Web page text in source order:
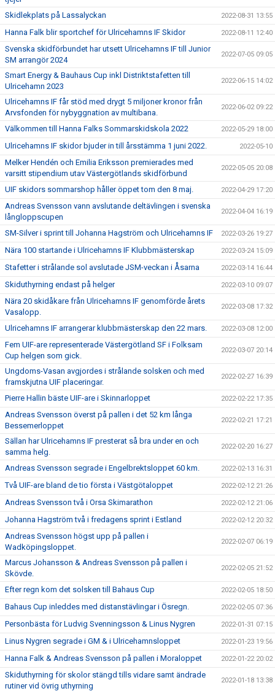
Skidlekplats på Lassalyckan 2022-08-31 13:55
Hanna Falk blir sportchef för Ulricehamns IF Skidor 2022-08-11 12:40
Svenska skidförbundet har utsett Ulricehamns IF till Junior
SM arrangör 2024
2022-07-05 09:05
Smart Energy & Bauhaus Cup inkl Distriktstafetten till
Ulricehamn 2023
2022-06-15 14:02
Ulricehamns IF får stöd med drygt 5 miljoner kronor från
Arvsfonden för nybyggnation av multibana.
2022-06-02 09:22
Välkommen till Hanna Falks Sommarskidskola 2022 2022-05-29 18:00
Ulricehamns IF skidor bjuder in till årsstämma 1 juni 2022. 2022-05-10
Melker Hendén och Emilia Eriksson premierades med
varsitt stipendium utav Västergötlands skidförbund
2022-05-05 20:08
UIF skidors sommarshop håller öppet tom den 8 maj. 2022-04-29 17:20
Andreas Svensson vann avslutande deltävlingen i svenska
långloppscupen
2022-04-04 16:19
SM-Silver i sprint till Johanna Hagström och Ulricehamns IF 2022-03-26 19:27
Nära 100 startande i Ulricehamns IF Klubbmästerskap 2022-03-24 15:09
Stafetter i strålande sol avslutade JSM-veckan i Åsarna 2022-03-14 16:44
Skiduthyrning endast på helger 2022-03-10 09:07
Nära 20 skidåkare från Ulricehamns IF genomförde årets
Vasalopp.
2022-03-08 17:32
Ulricehamns IF arrangerar klubbmästerskap den 22 mars. 2022-03-08 12:00
Fem UIF-are representerade Västergötland SF i Folksam
Cup helgen som gick.
2022-03-07 20:14
Ungdoms-Vasan avgjordes i strålande solsken och med
framskjutna UIF placeringar.
2022-02-27 16:39
Pierre Hallin bäste UIF-are i Skinnarloppet 2022-02-22 17:35
Andreas Svensson överst på pallen i det 52 km långa
Bessemerloppet
2022-02-21 17:21
Sällan har Ulricehamns IF presterat så bra under en och
samma helg.
2022-02-20 16:27
Andreas Svensson segrade i Engelbrektsloppet 60 km. 2022-02-13 16:31
Två UIF-are bland de tio första i Västgötaloppet 2022-02-12 21:26
Andreas Svensson två i Orsa Skimarathon 2022-02-12 21:06
Johanna Hagström två i fredagens sprint i Estland 2022-02-12 20:32
Andreas Svensson högst upp på pallen i
Wadköpingsloppet.
2022-02-07 06:19
Marcus Johansson & Andreas Svensson på pallen i
Skövde.
2022-02-05 21:52
Efter regn kom det solsken till Bahaus Cup 2022-02-05 18:50
Bahaus Cup inleddes med distanstävlingar i Ösregn. 2022-02-05 07:36
Personbästa för Ludvig Svenningsson & Linus Nygren 2022-01-31 07:15
Linus Nygren segrade i GM & i Ulricehamnsloppet 2022-01-23 19:56
Hanna Falk & Andreas Svensson på pallen i Moraloppet 2022-01-22 20:02
Skiduthyrning för skolor stängd tills vidare samt ändrade
rutiner vid övrig uthyrning
2022-01-18 13:38